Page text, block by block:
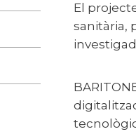
El projecte BARITONE pretén impulsar la digitalització de la cadena de valor de l’assistència
sanitària,
BARITONE se centrarà en les malalties autoimmunes minoritàries de l’adult, on la